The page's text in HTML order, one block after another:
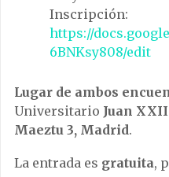
Inscripción:
https://
6BNKsy808/edit
Lugar de ambos
Universitario Juan
Maeztu 3, Madrid.
La entrada es gratuita,